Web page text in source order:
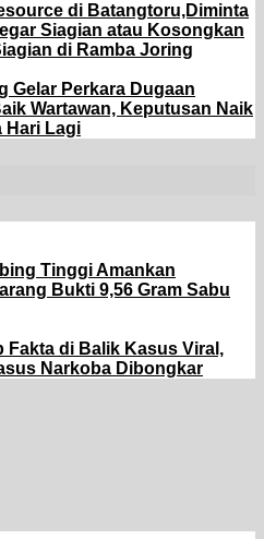
di Batangtoru,Diminta
Siagian atau Kosongkan
di Ramba Joring
Gelar Perkara Dugaan
Wartawan, Keputusan Naik
Hari Lagi
Tinggi Amankan
Bukti 9,56 Gram Sabu
Fakta di Balik Kasus Viral,
Narkoba Dibongkar